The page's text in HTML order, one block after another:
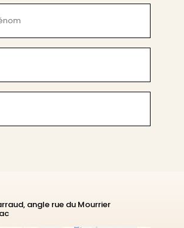
angle rue du Mourrier